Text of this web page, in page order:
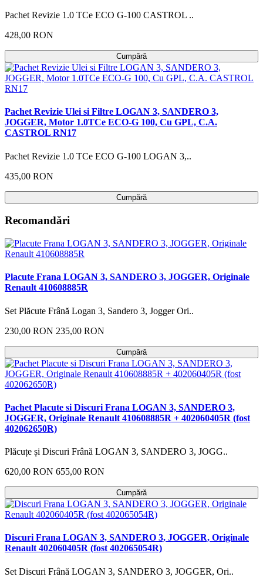
Pachet Revizie 1.0 TCe ECO G-100 CASTROL ..
428,00 RON
Cumpără
Pachet Revizie Ulei si Filtre LOGAN 3, SANDERO 3,
JOGGER, Motor 1.0TCe ECO-G 100, Cu GPL, C.A.
CASTROL RN17
Pachet Revizie 1.0 TCe ECO G-100 LOGAN 3,..
435,00 RON
Cumpără
Recomandări
Placute Frana LOGAN 3, SANDERO 3, JOGGER, Originale
Renault 410608885R
Set Plăcute Frână Logan 3, Sandero 3, Jogger Ori..
230,00 RON 235,00 RON
Cumpără
Pachet Placute si Discuri Frana LOGAN 3, SANDERO 3,
JOGGER, Originale Renault 410608885R + 402060405R (fost
402062650R)
Plăcuțe și Discuri Frână LOGAN 3, SANDERO 3, JOGG..
620,00 RON 655,00 RON
Cumpără
Discuri Frana LOGAN 3, SANDERO 3, JOGGER, Originale
Renault 402060405R (fost 402065054R)
Set Discuri Frână LOGAN 3, SANDERO 3, JOGGER, Ori..